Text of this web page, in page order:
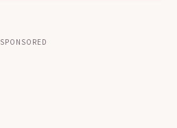
SPONSORED